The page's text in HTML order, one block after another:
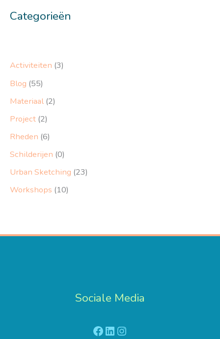
Categorieën
Activiteiten (3)
Blog (55)
Materiaal (2)
Project (2)
Rheden (6)
Schilderijen (0)
Urban Sketching (23)
Workshops (10)
Sociale Media
Facebook
LinkedIn
Instagram